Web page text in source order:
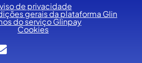
de privacidade
gerais da plataforma Glin
do serviço Glinpay
Cookies